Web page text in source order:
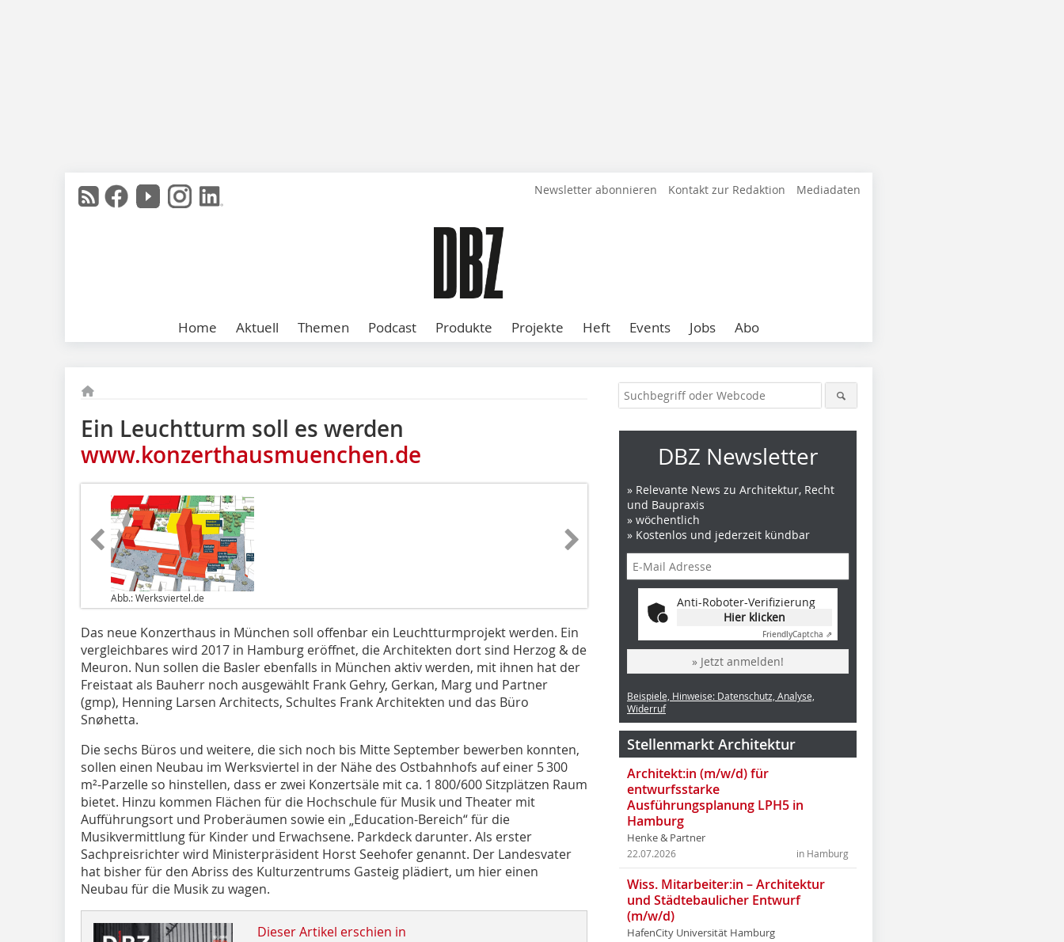
Newsletter abonnieren Kontakt zur Redaktion Mediadaten
Home Aktuell Themen Podcast Produkte Projekte Heft Events Jobs Abo
Ein Leuchtturm soll es werden
www.konzerthausmuenchen.de
Abb.: Werksviertel.de
Das neue Konzerthaus in München soll offenbar ein Leuchtturmprojekt werden. Ein
vergleichbares wird 2017 in Hamburg eröffnet, die Architekten dort sind Herzog & de
Meuron. Nun sollen die Basler ebenfalls in München aktiv werden, mit ihnen hat der
Freistaat als Bauherr noch ausgewählt Frank Gehry, Gerkan, Marg und Partner
(gmp), Henning Larsen Architects, Schultes Frank Architekten und das Büro
Snøhetta.
Die sechs Büros und weitere, die sich noch bis Mitte September bewerben konnten,
sollen einen Neubau im Werksviertel in der Nähe des Ostbahnhofs auf einer 5 300
m²-Parzelle so hinstellen, dass er zwei Konzertsäle mit ca. 1 800/600 Sitzplätzen Raum
bietet. Hinzu kommen Flächen für die Hochschule für Musik und Theater mit
Aufführungsort und Proberäumen sowie ein „Education-Bereich“ für die
Musikvermittlung für Kinder und Erwachsene. Parkdeck darunter. Als erster
Sachpreisrichter wird Ministerpräsident Horst Seehofer genannt. Der Landesvater
hat bisher für den Abriss des Kulturzentrums Gasteig plädiert, um hier einen
Neubau für die Musik zu wagen.
Dieser Artikel erschien in
DBZ Newsletter
» Relevante News zu Architektur, Recht
und Baupraxis
» wöchentlich
» Kostenlos und jederzeit kündbar
Anti-Roboter-Verifizierung
Hier klicken
FriendlyCaptcha ⇗
» Jetzt anmelden!
Beispiele, Hinweise: Datenschutz, Analyse,
Widerruf
Stellenmarkt Architektur
Architekt:in (m/w/d) für
entwurfsstarke
Ausführungsplanung LPH5 in
Hamburg
Henke & Partner
in Hamburg
22.07.2026
Wiss. Mitarbeiter:in – Architektur
und Städtebaulicher Entwurf
(m/w/d)
HafenCity Universität Hamburg